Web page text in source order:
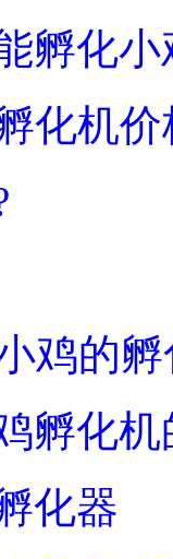
孵化小
化机价
鸡的
孵化机
化器